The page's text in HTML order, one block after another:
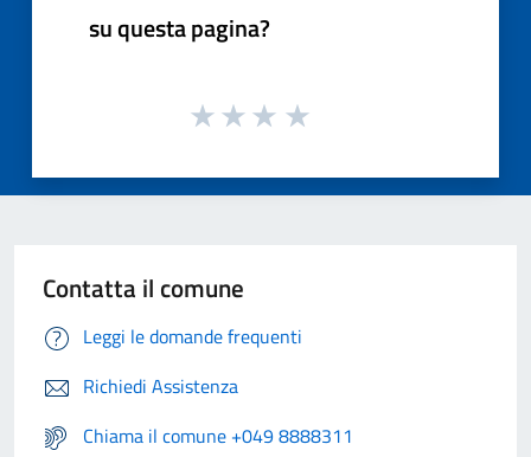
su questa pagina?
Contatta il comune
Leggi le domande frequenti
Richiedi Assistenza
Chiama il comune +049 8888311